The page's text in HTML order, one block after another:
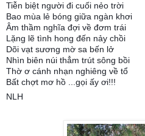
Tiễn biệt người đi cuối nẻo trời
Bao mùa lẻ bóng giữa ngàn khơi
Âm thầm nghĩa đợi về đơm trái
Lặng lẽ tình hong đến nảy chồi
Dõi vạt sương mờ sa bến lở
Nhìn biên núi thẳm trút sông bồi
Thờ ơ cánh nhạn nghiêng về tổ
Bất chợt mơ hồ ...gọi ấy ơi!!!
NLH